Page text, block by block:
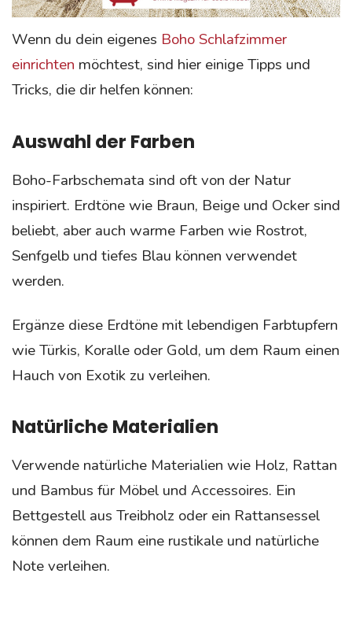
Wenn du dein eigenes Boho Schlafzimmer
einrichten möchtest, sind hier einige Tipps und
Tricks, die dir helfen können:
Auswahl der Farben
Boho-Farbschemata sind oft von der Natur
inspiriert. Erdtöne wie Braun, Beige und Ocker sind
beliebt, aber auch warme Farben wie Rostrot,
Senfgelb und tiefes Blau können verwendet
werden.
Ergänze diese Erdtöne mit lebendigen Farbtupfern
wie Türkis, Koralle oder Gold, um dem Raum einen
Hauch von Exotik zu verleihen.
Natürliche Materialien
Verwende natürliche Materialien wie Holz, Rattan
und Bambus für Möbel und Accessoires. Ein
Bettgestell aus Treibholz oder ein Rattansessel
können dem Raum eine rustikale und natürliche
Note verleihen.